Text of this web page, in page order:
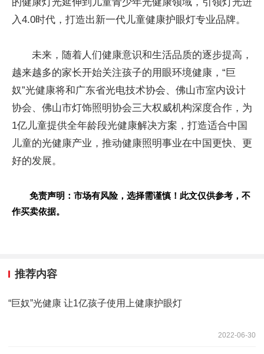
入4.0时代，打造出新一代儿童健康护眼灯专业品牌。
未来，随着人们健康意识和生活品质的逐步提高，
越来越多的家长开始关注孩子的用眼环境健康，“巨
奴”光健康将和广东省光电技术协会、佛山市室内设计
协会、佛山市灯饰照明协会三大权威机构深度合作，为
1亿儿童提供全年龄段光健康解决方案，打造适合中国
儿童的光健康产业，推动健康照明事业在中国更快、更
好的发展。
免责声明：市场有风险，选择需谨慎！此文仅供参考，不
作买卖依据。
推荐内容
“巨奴”光健康 让1亿孩子使用上健康护眼灯
2022-06-30